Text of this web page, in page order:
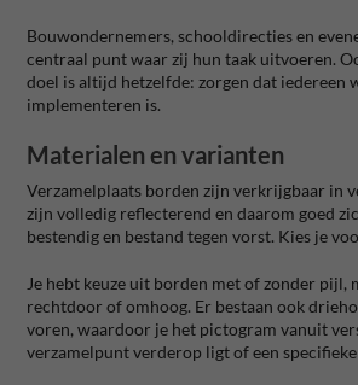
Bouwondernemers, schooldirecties en
centraal punt waar zij hun taak uitvoeren.
doel is altijd hetzelfde: zorgen dat iedereen
implementeren is.
Materialen en varianten
Verzamelplaats borden zijn verkrijgbaar in
zijn volledig reflecterend en daarom goed
bestendig en bestand tegen vorst. Kies je
Je hebt keuze uit borden met of zonder
rechtdoor of omhoog. Er bestaan ook
voren, waardoor je het pictogram vanuit
verzamelpunt verderop ligt of een